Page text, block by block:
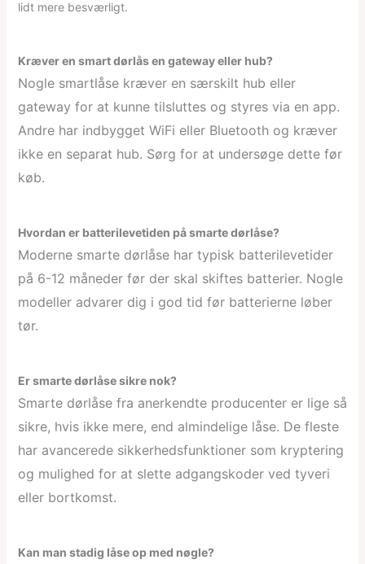
lidt mere besværligt.
Kræver en smart dørlås en gateway eller hub?
Nogle smartlåse kræver en særskilt hub eller
gateway for at kunne tilsluttes og styres via en app.
Andre har indbygget WiFi eller Bluetooth og kræver
ikke en separat hub. Sørg for at undersøge dette før
køb.
Hvordan er batterilevetiden på smarte dørlåse?
Moderne smarte dørlåse har typisk batterilevetider
på 6-12 måneder før der skal skiftes batterier. Nogle
modeller advarer dig i god tid før batterierne løber
tør.
Er smarte dørlåse sikre nok?
Smarte dørlåse fra anerkendte producenter er lige så
sikre, hvis ikke mere, end almindelige låse. De fleste
har avancerede sikkerhedsfunktioner som kryptering
og mulighed for at slette adgangskoder ved tyveri
eller bortkomst.
Kan man stadig låse op med nøgle?